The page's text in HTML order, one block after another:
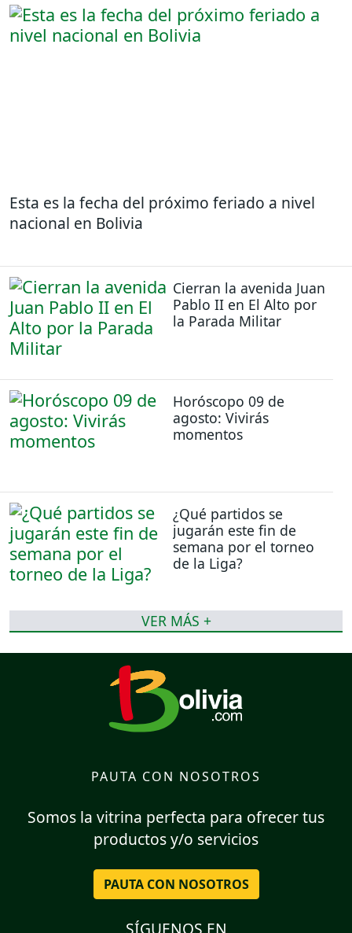
Esta es la fecha del próximo feriado a nivel
nacional en Bolivia
Cierran la avenida Juan
Pablo II en El Alto por
la Parada Militar
Horóscopo 09 de
agosto: Vivirás
momentos
¿Qué partidos se
jugarán este fin de
semana por el torneo
de la Liga?
VER MÁS +
PAUTA CON NOSOTROS
Somos la vitrina perfecta para ofrecer tus
productos y/o servicios
PAUTA CON NOSOTROS
SÍGUENOS EN